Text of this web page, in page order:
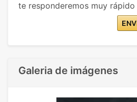
te responderemos muy rápido
Galeria de imágenes